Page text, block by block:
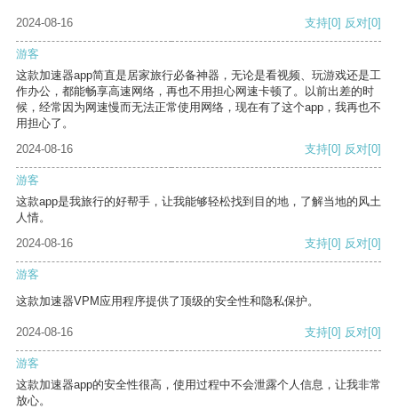
2024-08-16 支持[0] 反对[0]
游客
这款加速器app简直是居家旅行必备神器，无论是看视频、玩游戏还是工
作办公，都能畅享高速网络，再也不用担心网速卡顿了。以前出差的时
候，经常因为网速慢而无法正常使用网络，现在有了这个app，我再也不
用担心了。
2024-08-16
支持[0] 反对[0]
游客
这款app是我旅行的好帮手，让我能够轻松找到目的地，了解当地的风土
人情。
2024-08-16
支持[0] 反对[0]
游客
这款加速器VPM应用程序提供了顶级的安全性和隐私保护。
2024-08-16 支持[0] 反对[0]
游客
这款加速器app的安全性很高，使用过程中不会泄露个人信息，让我非常
放心。